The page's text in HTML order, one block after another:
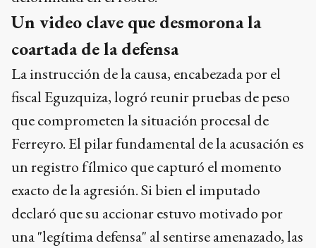
Un video clave que desmorona la
coartada de la defensa
La instrucción de la causa, encabezada por el
fiscal Eguzquiza, logró reunir pruebas de peso
que comprometen la situación procesal de
Ferreyro. El pilar fundamental de la acusación es
un registro fílmico que capturó el momento
exacto de la agresión. Si bien el imputado
declaró que su accionar estuvo motivado por
una "legítima defensa" al sentirse amenazado, las